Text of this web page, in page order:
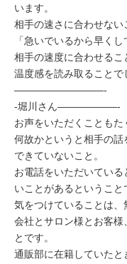
います。
相手の速さに合わせない
「急いでいるから早く
相手の速度に合わせるこ
温度感を読み取ることで
—————————-
-堀川さん——————-
お声をいただくこともた
何故かというと相手の
できていないこと。
お電話をいただいてい
いことがあるということ
気をつけていることは、
会社とサロン様とお客様
とです。
通販部に在籍していた